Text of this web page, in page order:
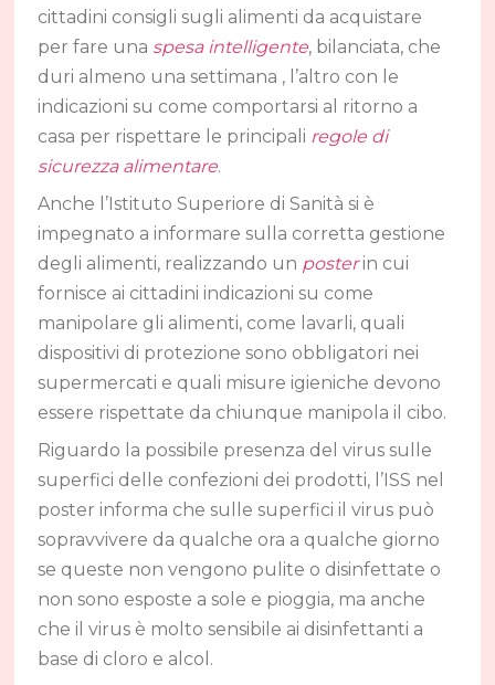
cittadini consigli sugli alimenti da acquistare
per fare una spesa intelligente, bilanciata, che
duri almeno una settimana , l’altro con le
indicazioni su come comportarsi al ritorno a
casa per rispettare le principali regole di
sicurezza alimentare.
Anche l’Istituto Superiore di Sanità si è
impegnato a informare sulla corretta gestione
degli alimenti, realizzando un posterin cui
fornisce ai cittadini indicazioni su come
manipolare gli alimenti, come lavarli, quali
dispositivi di protezione sono obbligatori nei
supermercati e quali misure igieniche devono
essere rispettate da chiunque manipola il cibo.
Riguardo la possibile presenza del virus sulle
superfici delle confezioni dei prodotti, l’ISS nel
poster informa che sulle superfici il virus può
sopravvivere da qualche ora a qualche giorno
se queste non vengono pulite o disinfettate o
non sono esposte a sole e pioggia, ma anche
che il virus è molto sensibile ai disinfettanti a
base di cloro e alcol.